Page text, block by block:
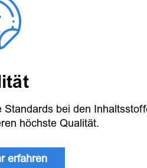
Standards bei den
höchste Qualität.
erfahren